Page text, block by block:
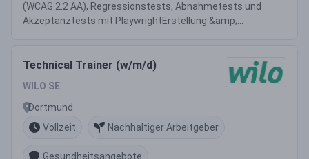
(WCAG 2.2 AA), Regressionstests, Abnahmetests und
Akzeptanztests mit PlaywrightErstellung &amp;...
Technical Trainer (w/m/d)
WILO SE
Dortmund
Vollzeit
Nachhaltiger Arbeitgeber
Gesundheitsangebote